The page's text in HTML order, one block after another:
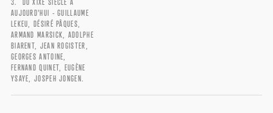
Password*
DU XIXE SIÈCLE À
AUJOURD'HUI - GUILLAUME
LEKEU, DÉSIRÉ PÂQUES,
ARMAND MARSICK, ADOLPHE
BIARENT, JEAN ROGISTER,
GEORGES ANTOINE,
FERNAND QUINET, EUGÈNE
YSAYE, JOSPEH JONGEN.